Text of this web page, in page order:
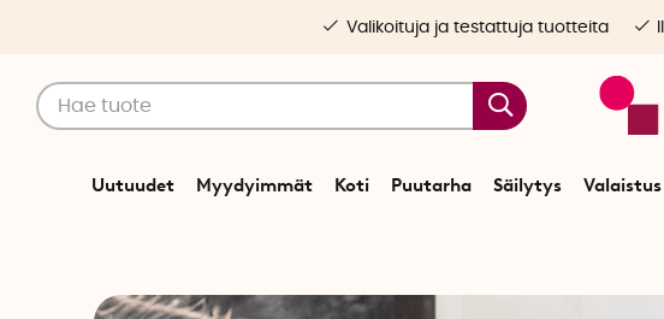
Uutuudet Myydyimmät Koti Puutarha Säilytys Valaistus
Valikoituja ja testattuja tuotteita